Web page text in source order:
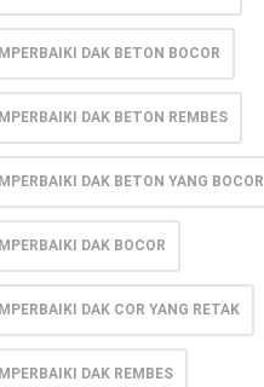
DAK BETON BOCOR
DAK BETON REMBES
DAK BETON YANG BOCOR
DAK BOCOR
DAK COR YANG RETAK
DAK REMBES